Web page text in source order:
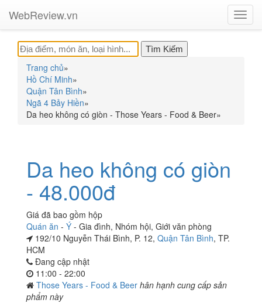
WebReview.vn
Trang chủ»
Hồ Chí Minh»
Quận Tân Bình»
Ngã 4 Bảy Hiền»
Da heo không có giòn - Those Years - Food & Beer»
Da heo không có giòn
- 48.000đ
Giá đã bao gồm hộp
Quán ăn - Ý - Gia đình, Nhóm hội, Giới văn phòng
192/10 Nguyễn Thái Bình, P. 12, Quận Tân Bình, TP.
HCM
Đang cập nhật
11:00 - 22:00
Those Years - Food & Beer hân hạnh cung cấp sản
phẩm này